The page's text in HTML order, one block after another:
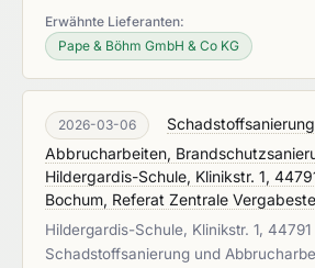
Erwähnte Lieferanten:
Pape & Böhm GmbH & Co KG
2026-03-06
Abbrucharbeiten,
Hildergardis-Schule, Klinikstr. 1,
Bochum, Referat Zentrale
Hildergardis-Schule, Klinikstr. 1,
Schadstoffsanierung und